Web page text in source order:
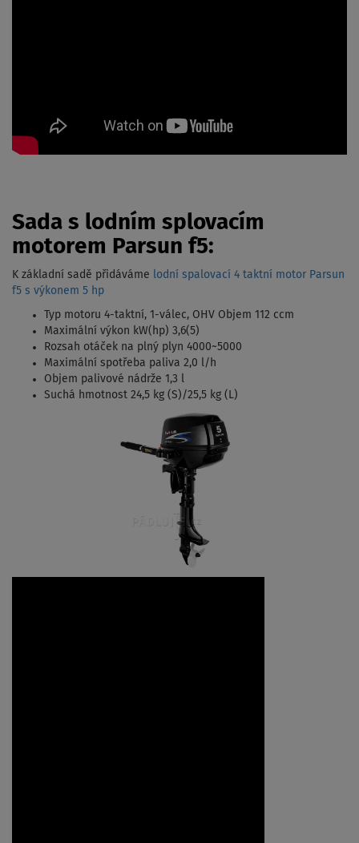
Sada s lodním splovacím
motorem Parsun f5:
K základní sadě přidáváme lodní spalovací 4 taktní motor Parsun
f5 s výkonem 5 hp
Typ motoru 4-taktní, 1-válec, OHV Objem 112 ccm
Maximální výkon kW(hp) 3,6(5)
Rozsah otáček na plný plyn 4000~5000
Maximální spotřeba paliva 2,0 l/h
Objem palivové nádrže 1,3 l
Suchá hmotnost 24,5 kg (S)/25,5 kg (L)